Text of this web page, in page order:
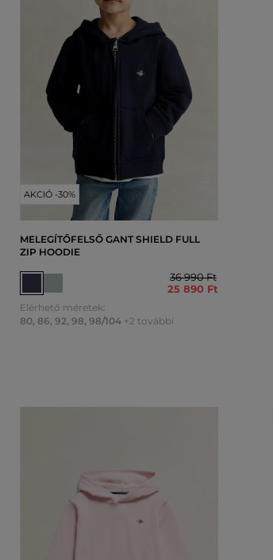
AKCIÓ -30%
MELEGÍTŐFELSŐ GANT SHIELD FULL
ZIP HOODIE
36 990 Ft
25 890 Ft
Elérhető méretek:
80, 86, 92, 98, 98/104 +2 további